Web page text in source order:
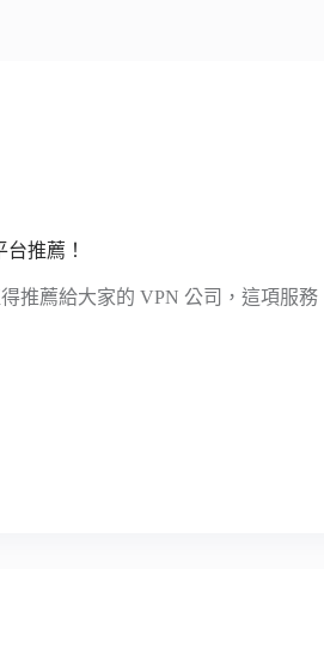
推薦！
推薦給大家的 VPN 公司，這項服務